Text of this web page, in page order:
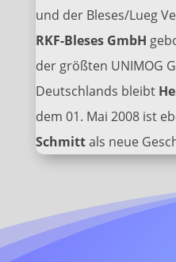
und der Bleses/Lueg
RKF-Bleses GmbH
der größten UNIMOG
Deutschlands bleibt
dem 01. Mai 2008 ist
Schmittals neue